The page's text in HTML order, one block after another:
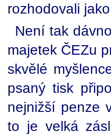
rozhodovali
Není tak
majetek ČEZu
skvělé
psaný tisk
nejnižší penze
to je velká